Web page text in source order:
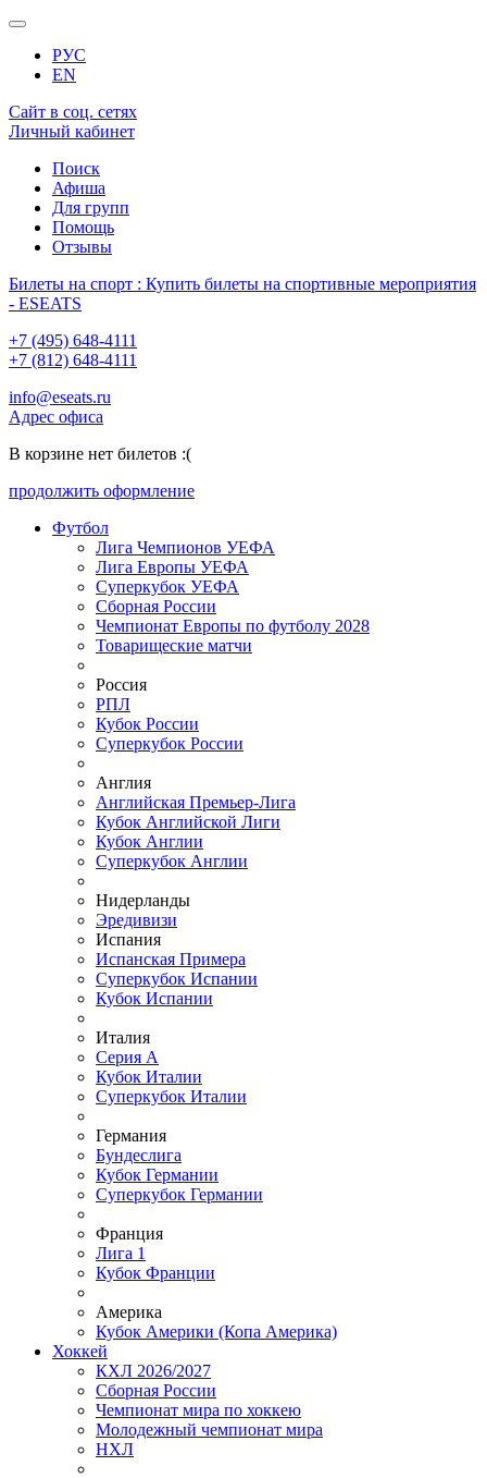
РУС
EN
Сайт в соц. сетях
Личный кабинет
Поиск
Афиша
Для групп
Помощь
Отзывы
Билеты на спорт : Купить билеты на спортивные мероприятия
- ESEATS
+7 (495) 648-4111
+7 (812) 648-4111
info@eseats.ru
Адрес офиса
В корзине нет билетов :(
продолжить оформление
Футбол
Лига Чемпионов УЕФА
Лига Европы УЕФА
Суперкубок УЕФА
Сборная России
Чемпионат Европы по футболу 2028
Товарищеские матчи
Россия
РПЛ
Кубок России
Суперкубок России
Англия
Английская Премьер-Лига
Кубок Английской Лиги
Кубок Англии
Суперкубок Англии
Нидерланды
Эредивизи
Испания
Испанская Примера
Суперкубок Испании
Кубок Испании
Италия
Серия А
Кубок Италии
Суперкубок Италии
Германия
Бундеслига
Кубок Германии
Суперкубок Германии
Франция
Лига 1
Кубок Франции
Америка
Кубок Америки (Копа Америка)
Хоккей
КХЛ 2026/2027
Сборная России
Чемпионат мира по хоккею
Молодежный чемпионат мира
НХЛ